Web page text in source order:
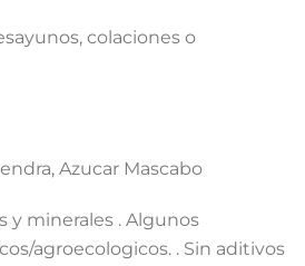
colaciones o
Azucar Mascabo
y minerales . Algunos
agroecologicos. . Sin aditivos